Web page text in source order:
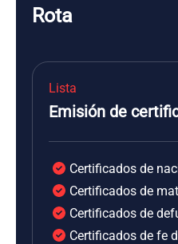
Rota
Lista
Emisión de
Certificados de
Certificados de
Certificados de
Certificados de fe